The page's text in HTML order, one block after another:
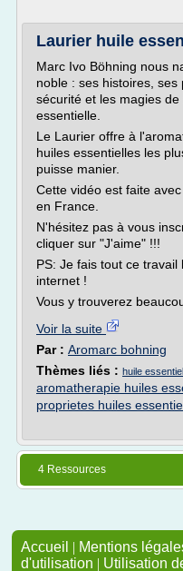
Laurier huile
Marc Ivo Böhning nous
noble : ses histoires, ses
sécurité et les magies de
essentielle.
Le Laurier offre à
huiles essentielles les
puisse manier.
Cette vidéo est faite
en France.
N'hésitez pas à vous
cliquer sur "J'aime" !!!
PS: Je fais tout ce
internet !
Vous y trouverez
Voir la suite
Par : Aromarc bohning
Thèmes liés : huile
aromatherapie huiles
proprietes huiles
4 Ressources
Accueil | Mentions
d'utilisation | Utilisation